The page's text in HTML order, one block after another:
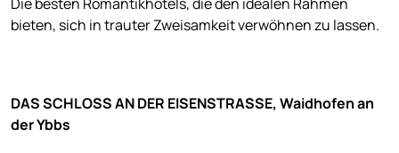
bieten, sich in trauter Zweisamkeit verwöhnen zu lassen.
DAS SCHLOSS AN DER EISENSTRASSE, Waidhofen an
der Ybbs